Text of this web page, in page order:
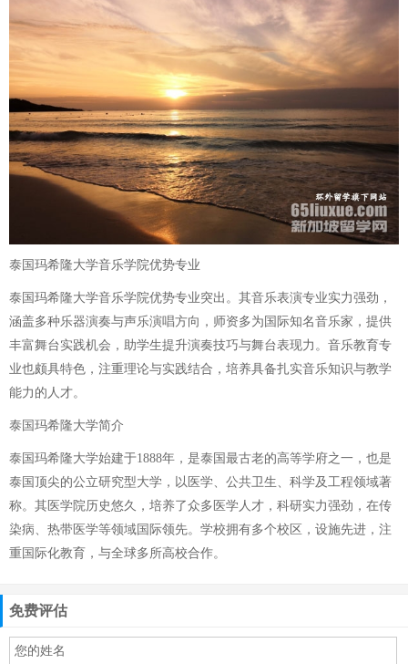
泰国玛希隆大学音乐学院优势专业
泰国玛希隆大学音乐学院优势专业突出。其音乐表演专业实力强劲，
涵盖多种乐器演奏与声乐演唱方向，师资多为国际知名音乐家，提供
丰富舞台实践机会，助学生提升演奏技巧与舞台表现力。音乐教育专
业也颇具特色，注重理论与实践结合，培养具备扎实音乐知识与教学
能力的人才。
泰国玛希隆大学简介
泰国玛希隆大学始建于1888年，是泰国最古老的高等学府之一，也是
泰国顶尖的公立研究型大学，以医学、公共卫生、科学及工程领域著
称。其医学院历史悠久，培养了众多医学人才，科研实力强劲，在传
染病、热带医学等领域国际领先。学校拥有多个校区，设施先进，注
重国际化教育，与全球多所高校合作。
免费评估